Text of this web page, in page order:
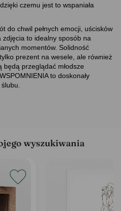
czemu jest to wspaniała
do chwil pełnych emocji, uścisków
zdjęcia to idealny sposób na
momentów. Solidność
prezent na wesele, ale również
będą przeglądać młodsze
to doskonały
wyszukiwania